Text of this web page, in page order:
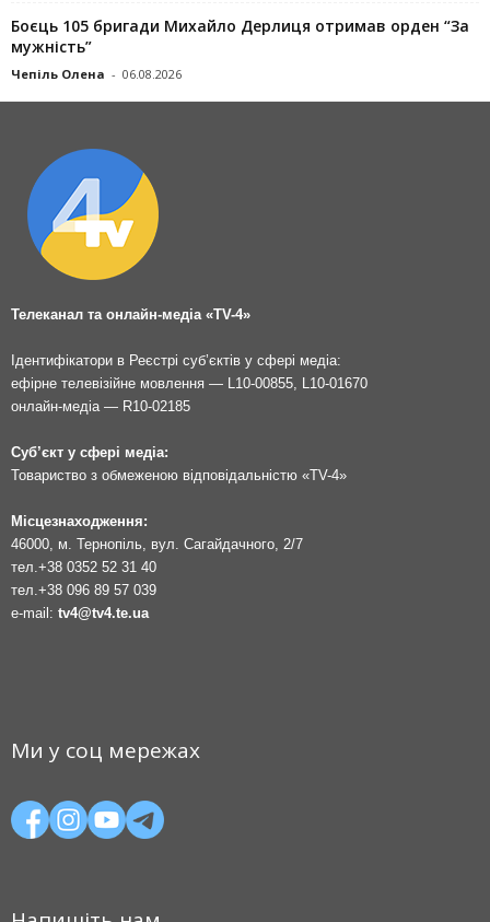
Боєць 105 бригади Михайло Дерлиця отримав орден “За
мужність”
Чепіль Олена - 06.08.2026
Телеканал та онлайн-медіа «TV-4»
Ідентифікатори в Реєстрі суб’єктів у сфері медіа:
ефірне телевізійне мовлення — L10-00855, L10-01670
онлайн-медіа — R10-02185
Суб’єкт у сфері медіа:
Товариство з обмеженою відповідальністю «TV-4»
Місцезнаходження:
46000, м. Тернопіль, вул. Сагайдачного, 2/7
тел. +38 0352 52 31 40
тел. +38 096 89 57 039
e-mail: tv4@tv4.te.ua
Ми у соц мережах